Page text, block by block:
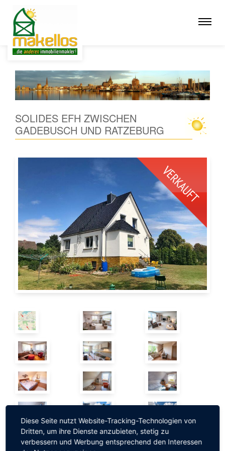
SOLIDES EFH ZWISCHEN
GADEBUSCH UND RATZEBURG
Diese Seite nutzt Website-Tracking-Technologien von
Dritten, um ihre Dienste anzubieten, stetig zu
verbessern und Werbung entsprechend den Interessen